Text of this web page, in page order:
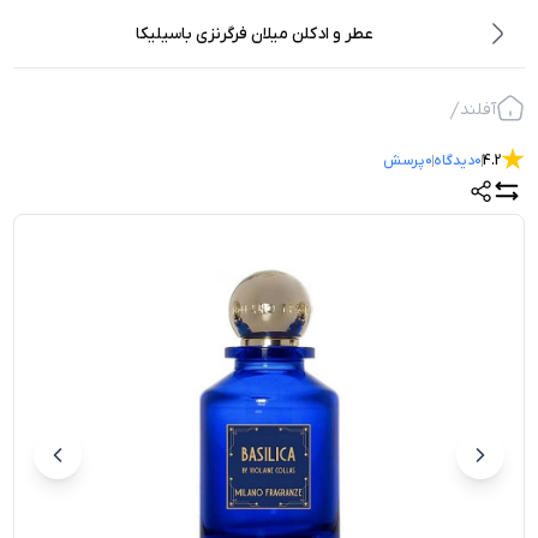
عطر و ادکلن میلان فرگرنزی باسیلیکا
آفلند
4.2
0دیدگاه0پرسش